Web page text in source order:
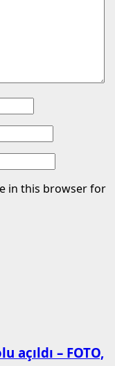
in this browser for
açıldı – FOTO,